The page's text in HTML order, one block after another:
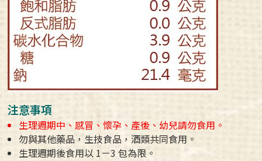
注意事項
生理週期中、感冒、懷孕、產後、幼兒請勿食用。
勿與其他藥品，生技食品，酒類共同食用。
生理週期後食用以 1－3 包為限。